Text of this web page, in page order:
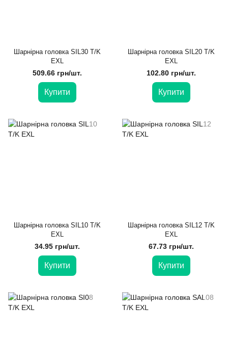
Шарнірна головка SIL30 T/K
EXL
509.66 грн/шт.
Купити
Шарнірна головка SIL20 T/K
EXL
102.80 грн/шт.
Купити
Шарнірна головка SIL10 T/K
EXL
34.95 грн/шт.
Купити
Шарнірна головка SIL12 T/K
EXL
67.73 грн/шт.
Купити